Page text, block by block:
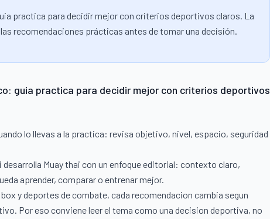
practica para decidir mejor con criterios deportivos claros. La
recomendaciones prácticas antes de tomar una decisión.
guia practica para decidir mejor con criterios deportivos
lo llevas a la practica: revisa objetivo, nivel, espacio, seguridad
desarrolla Muay thai con un enfoque editorial: contexto claro,
aprender, comparar o entrenar mejor.
y deportes de combate, cada recomendacion cambia segun
Por eso conviene leer el tema como una decision deportiva, no